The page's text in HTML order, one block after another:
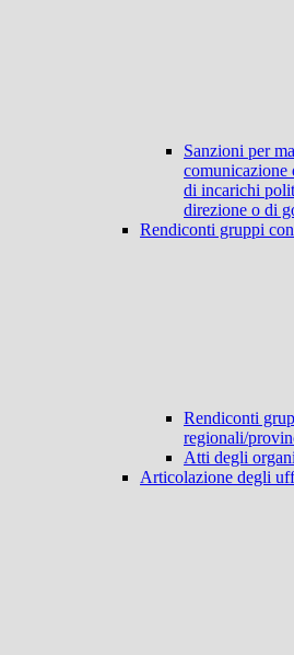
Sanzioni per
comunicazione
di incarichi
direzione o di
Rendiconti gruppi
Rendiconti
regionali/
Atti degli
Articolazione degli